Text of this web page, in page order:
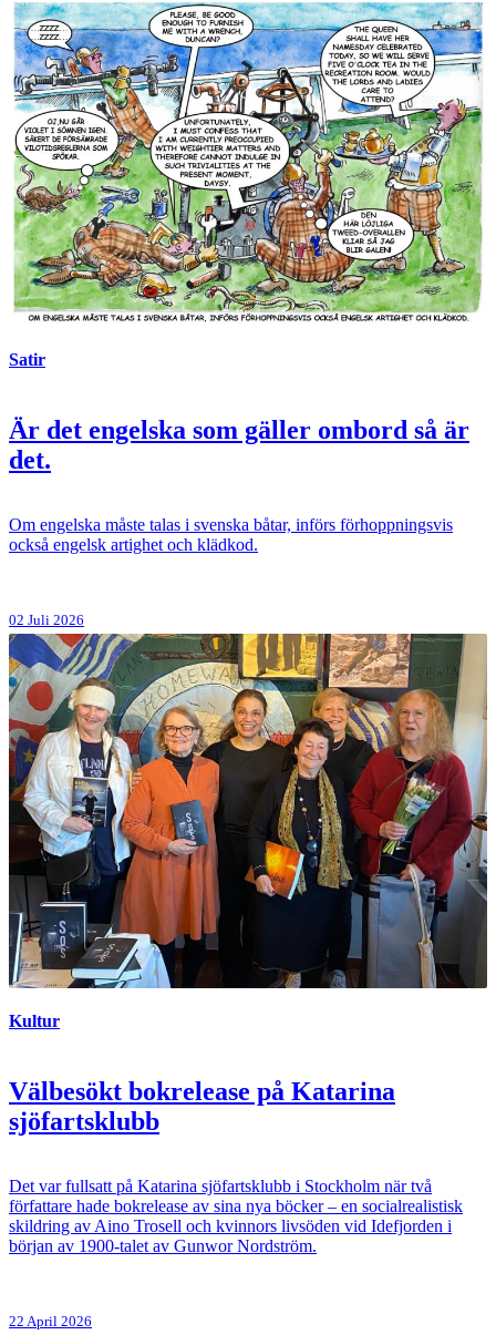
Satir
Är det engelska som gäller ombord så är
det.
Om engelska måste talas i svenska båtar, införs förhoppningsvis
också engelsk artighet och klädkod.
02 Juli 2026
Kultur
Välbesökt bokrelease på Katarina
sjöfartsklubb
Det var fullsatt på Katarina sjöfartsklubb i Stockholm när två
författare hade bokrelease av sina nya böcker – en socialrealistisk
skildring av Aino Trosell och kvinnors livsöden vid Idefjorden i
början av 1900-talet av Gunwor Nordström.
22 April 2026